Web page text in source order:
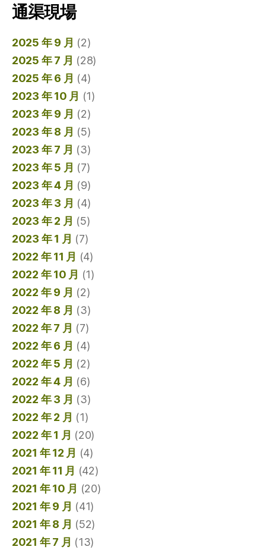
通渠現場
2025 年 9 月 (2)
2025 年 7 月 (28)
2025 年 6 月 (4)
2023 年 10 月 (1)
2023 年 9 月 (2)
2023 年 8 月 (5)
2023 年 7 月 (3)
2023 年 5 月 (7)
2023 年 4 月 (9)
2023 年 3 月 (4)
2023 年 2 月 (5)
2023 年 1 月 (7)
2022 年 11 月 (4)
2022 年 10 月 (1)
2022 年 9 月 (2)
2022 年 8 月 (3)
2022 年 7 月 (7)
2022 年 6 月 (4)
2022 年 5 月 (2)
2022 年 4 月 (6)
2022 年 3 月 (3)
2022 年 2 月 (1)
2022 年 1 月 (20)
2021 年 12 月 (4)
2021 年 11 月 (42)
2021 年 10 月 (20)
2021 年 9 月 (41)
2021 年 8 月 (52)
2021 年 7 月 (13)